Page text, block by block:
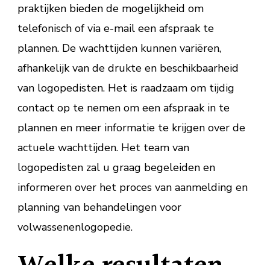
praktijken bieden de mogelijkheid om
telefonisch of via e-mail een afspraak te
plannen. De wachttijden kunnen variëren,
afhankelijk van de drukte en beschikbaarheid
van logopedisten. Het is raadzaam om tijdig
contact op te nemen om een afspraak in te
plannen en meer informatie te krijgen over de
actuele wachttijden. Het team van
logopedisten zal u graag begeleiden en
informeren over het proces van aanmelding en
planning van behandelingen voor
volwassenenlogopedie.